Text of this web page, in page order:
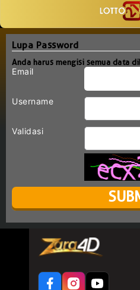
Lupa Password
Anda harus mengisi semua data
Email
Username
Validasi